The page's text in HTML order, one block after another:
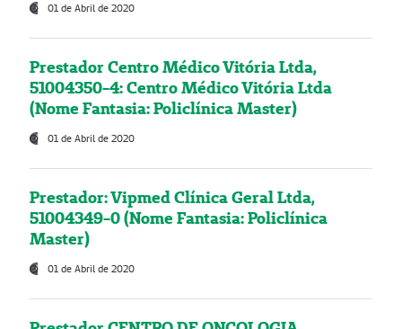
01 de Abril de 2020
Prestador Centro Médico Vitória Ltda,
51004350-4: Centro Médico Vitória Ltda
(Nome Fantasia: Policlínica Master)
01 de Abril de 2020
Prestador: Vipmed Clínica Geral Ltda,
51004349-0 (Nome Fantasia: Policlínica
Master)
01 de Abril de 2020